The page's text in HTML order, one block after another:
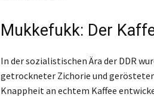
Mukkefukk: Der
In der sozialistischen Ära der DDR
getrockneter Zichorie und
Knappheit an echtem Kaffee